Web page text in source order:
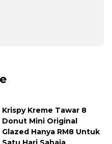
Krispy Kreme Tawar 8
Donut Mini Original
Glazed Hanya RM8 Untuk